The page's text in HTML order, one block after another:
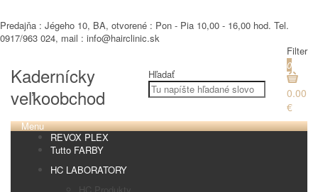
Predajňa : Jégeho 10, BA, otvorené : Pon - Pia 10,00 - 16,00 hod. Tel.
0917/963 024, mail : info@hairclinic.sk
Kadernícky
veľkoobchod
Hľadať
Filter
0
0.00
€
Menu
REVOX PLEX
Tutto FARBY
HC LABORATORY